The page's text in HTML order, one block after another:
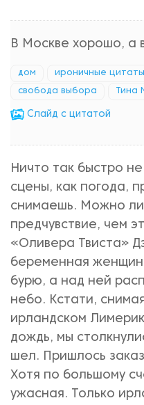
В Москве хорошо, а
дом ироничные цитаты
свобода выбора Тина
Cлайд с цитатой
Ничто так быстро
сцены, как погода,
снимаешь. Можно
предчувствие, чем
«Оливера Твиста»
беременная
бурю, а над ней
небо. Кстати,
ирландском
дождь, мы
шел. Пришлось
Хотя по большому
ужасная. Только